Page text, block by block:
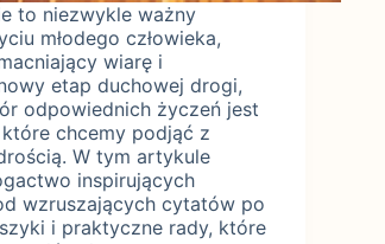
to niezwykle ważny
młodego człowieka,
wiarę i
etap duchowej drogi,
odpowiednich życzeń jest
chcemy podjąć z
W tym artykule
inspirujących
wzruszających cytatów po
i praktyczne rady, które